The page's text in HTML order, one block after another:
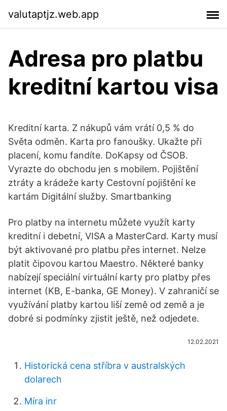
valutaptjz.web.app
Adresa pro platbu
kreditní kartou visa
Kreditní karta. Z nákupů vám vrátí 0,5 % do
Světa odměn. Karta pro fanoušky. Ukažte při
placení, komu fandíte. DoKapsy od ČSOB.
Vyrazte do obchodu jen s mobilem. Pojištění
ztráty a krádeže karty Cestovní pojištění ke
kartám Digitální služby. Smartbanking
Pro platby na internetu můžete využít karty
kreditní i debetní, VISA a MasterCard. Karty musí
být aktivované pro platbu přes internet. Nelze
platit čipovou kartou Maestro. Některé banky
nabízejí speciální virtuální karty pro platby přes
internet (KB, E-banka, GE Money). V zahraničí se
využívání platby kartou liší země od země a je
dobré si podmínky zjistit ještě, než odjedete.
12.02.2021
Historická cena stříbra v australských
dolarech
Míra inr